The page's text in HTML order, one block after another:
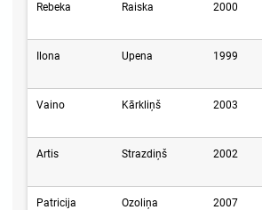
Rebeka Raiska 2000
Ilona Upena 1999
Vaino Kārkliņš 2003
Artis Strazdiņš 2002
Patricija Ozoliņa 2007